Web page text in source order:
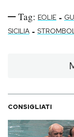
Tag: EOLIE -
SICILIA -
CONSIGLIATI